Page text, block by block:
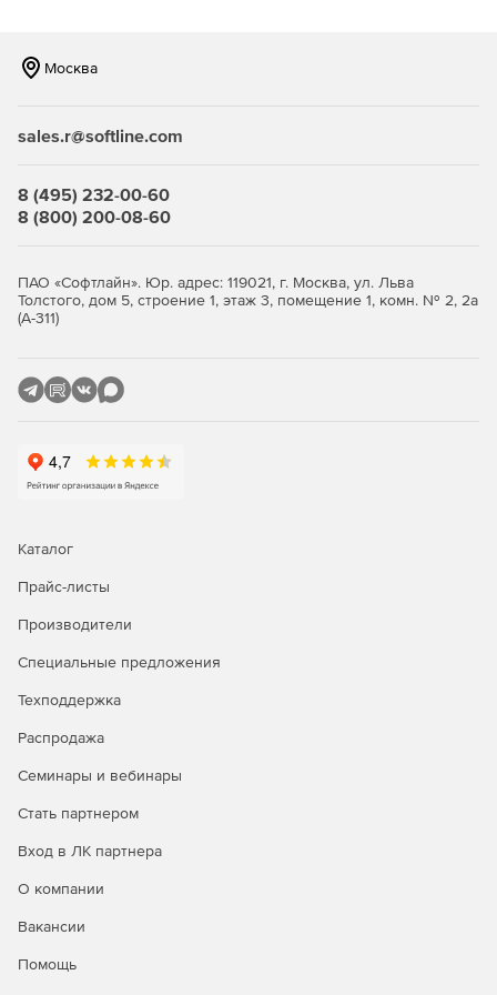
Professional Edition
для серверной операционной системы и не может
Workstation Edition
полнофункциональное решение для рабочих станций,
инструменты: централизованного управления сетью,
единого контроля множества копий ПО O&O Defrag,
ведения детальных журналов. Серверные
операционные системы не поддерживаются.
Основные особенности O&O Defrag:
фоновом режиме.
Ускорение считывания и записи информации для
8 методов дефрагментации диска в целях
станций и серверов.
Планирование и составление графиков
автоматической дефрагментации.
Мониторинг и контроль текущего состояния с
Обновленный интерфейс.
Поддержка дисков Windows всех размеров и
Москва
sales.r@softline.com
8 (495) 232-00-60
8 (800) 200-08-60
ПАО «Софтлайн». Юр. адрес: 119021, г. Москва, ул. Льва
Толстого, дом 5, строение 1, этаж 3, помещение 1, комн. № 2, 2а
(А-311)
Каталог
Прайс-листы
Производители
Специальные предложения
Техподдержка
Распродажа
Семинары и вебинары
Стать партнером
Вход в ЛК партнера
О компании
Вакансии
Помощь